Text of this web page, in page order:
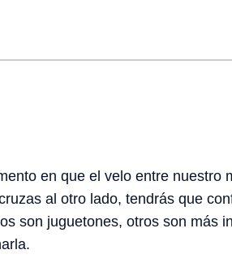
en que el velo entre nuestro
al otro lado, tendrás que
son juguetones, otros son más